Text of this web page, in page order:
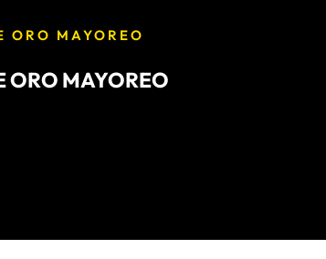
ORO MAYOREO
ORO MAYOREO